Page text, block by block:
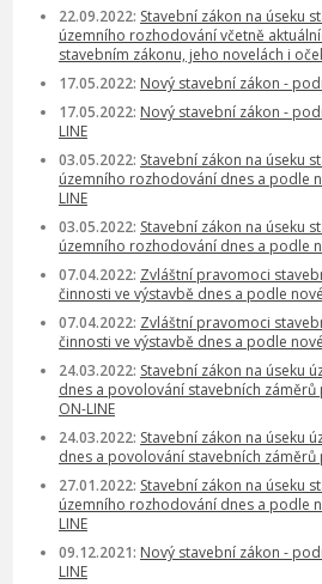
22.09.2022: Stavební zákon na úseku
územního rozhodování včetně
stavebním zákonu, jeho novelách i
17.05.2022: Nový stavební zákon -
17.05.2022: Nový stavební zákon -
LINE
03.05.2022: Stavební zákon na úseku
územního rozhodování dnes a podle
LINE
03.05.2022: Stavební zákon na úseku
územního rozhodování dnes a podle
07.04.2022: Zvláštní pravomoci
činnosti ve výstavbě dnes a podle
07.04.2022: Zvláštní pravomoci
činnosti ve výstavbě dnes a podle
24.03.2022: Stavební zákon na úseku
dnes a povolování stavebních
ON-LINE
24.03.2022: Stavební zákon na úseku
dnes a povolování stavebních
27.01.2022: Stavební zákon na úseku
územního rozhodování dnes a podle
LINE
09.12.2021: Nový stavební zákon -
LINE